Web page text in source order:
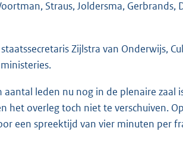
Straus, Joldersma, Gerbrands,
Zijlstra van Onderwijs,
leden nu nog in de plenaire zaal
het overleg toch niet te verschuiven.
een spreektijd van vier minuten per